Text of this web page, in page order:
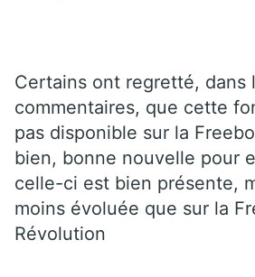
Certains ont regretté, dans
commentaires, que cette
pas disponible sur la
bien, bonne nouvelle pour
celle-ci est bien présente,
moins évoluée que sur la
Révolution